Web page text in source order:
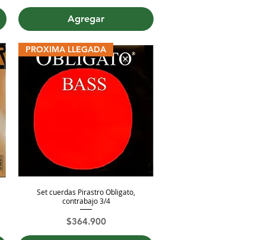
Agregar
Vista rápida
PROXIMA LLEGADA
Set cuerdas Pirastro Obligato,
contrabajo 3/4
Precio
$364.900